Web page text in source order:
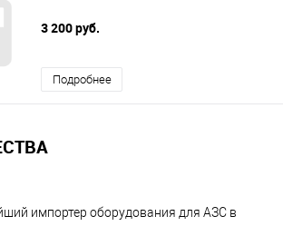
3 200 руб.
Подробнее
импортер оборудования для АЗС в